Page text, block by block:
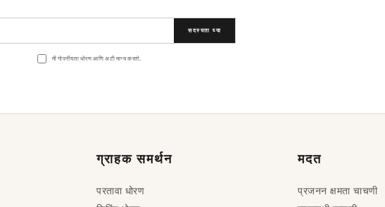
सदस्यता घ्या
मी गोपनीयता धोरण आणि अटी मान्य करतो.
ग्राहक समर्थन
परतावा धोरण
मदत
प्रजनन क्षमता चाचणी